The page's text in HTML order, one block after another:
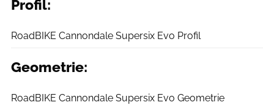
Profil:
RoadBIKE Cannondale Supersix Evo Profil
Geometrie:
RoadBIKE Cannondale Supersix Evo Geometrie